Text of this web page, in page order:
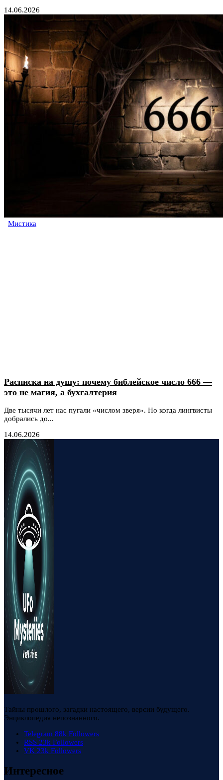
14.06.2026
Мистика
Расписка на душу: почему библейское число 666 —
это не магия, а бухгалтерия
Две тысячи лет нас пугали «числом зверя». Но когда лингвисты
добрались до...
14.06.2026
Тайны прошлого, загадки настоящего, версии будущего.
Энциклопедия непознанного.
Telegram 88k Followers
RSS 23k Followers
VK 23k Followers
Интересное